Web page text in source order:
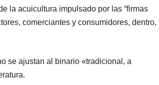
la acuicultura impulsado por las “firmas
comerciantes y consumidores, dentro,
se ajustan al binario «tradicional, a